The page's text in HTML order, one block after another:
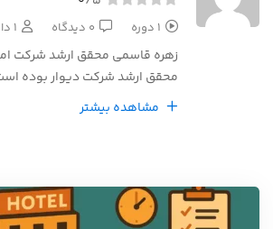
1 دوره 0 دیدگاه 1 دانشجو
زهره قاسمی محقق ارشد شرکت
محقق ارشد شرکت دیوار بوده
مشاهده بیشتر